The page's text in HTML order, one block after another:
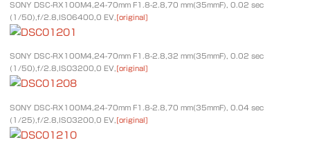
SONY DSC-RX100M4,24-70mm F1.8-2.8,70 mm(35mmF), 0.02 sec
(1/50),f/2.8,ISO6400,0 EV, [original]
SONY DSC-RX100M4,24-70mm F1.8-2.8,32 mm(35mmF), 0.02 sec
(1/50),f/2.8,ISO3200,0 EV, [original]
SONY DSC-RX100M4,24-70mm F1.8-2.8,70 mm(35mmF), 0.04 sec
(1/25),f/2.8,ISO3200,0 EV, [original]